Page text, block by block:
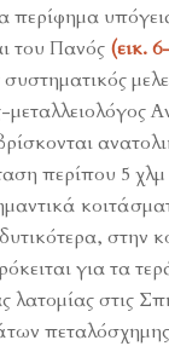
περίφημα
του Πανός (εικ.
μεταλλειολόγος
περίπου 5
στην
για τα
στις